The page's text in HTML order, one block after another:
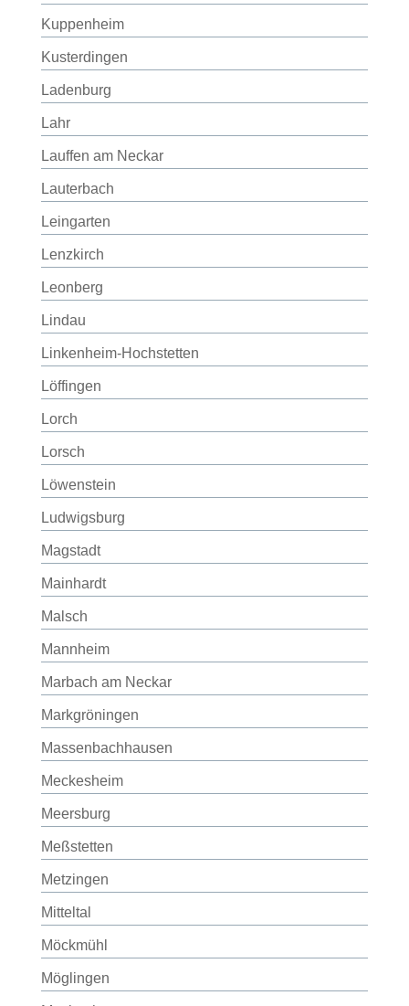
Kuppenheim
Kusterdingen
Ladenburg
Lahr
Lauffen am Neckar
Lauterbach
Leingarten
Lenzkirch
Leonberg
Lindau
Linkenheim-Hochstetten
Löffingen
Lorch
Lorsch
Löwenstein
Ludwigsburg
Magstadt
Mainhardt
Malsch
Mannheim
Marbach am Neckar
Markgröningen
Massenbachhausen
Meckesheim
Meersburg
Meßstetten
Metzingen
Mitteltal
Möckmühl
Möglingen